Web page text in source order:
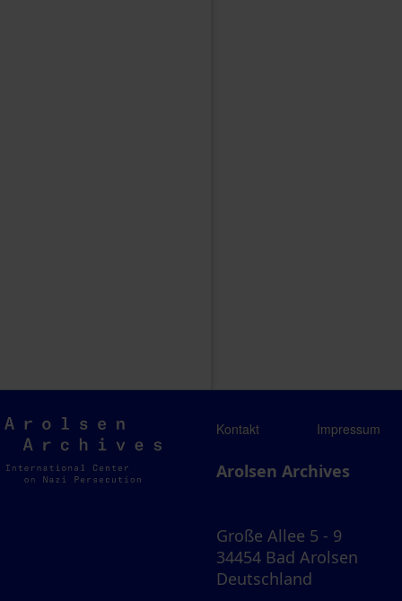
Arolsen
Archives
Kontakt Impressum
Arolsen Archives
Große Allee 5 - 9
34454 Bad Arolsen
Deutschland